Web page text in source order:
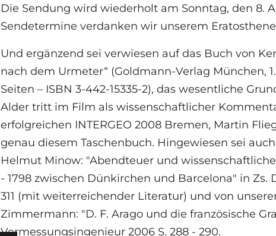
Die Sendung wird wiederholt am Sonntag, den 8.
Sendetermine verdanken wir unserem
Und ergänzend sei verwiesen auf das Buch von
nach dem Urmeter“ (Goldmann-Verlag München,
Seiten – ISBN 3-442-15335-2), das wesentliche
Alder tritt im Film als wissenschaftlicher
erfolgreichen INTERGEO 2008 Bremen, Martin
genau diesem Taschenbuch. Hingewiesen sei
Helmut Minow: "Abendteuer und
- 1798 zwischen Dünkirchen und Barcelona" in Zs.
311 (mit weiterreichender Literatur) und von
Zimmermann: "D. F. Arago und die französische
Vermessungsingenieur 2006 S. 288 - 290.